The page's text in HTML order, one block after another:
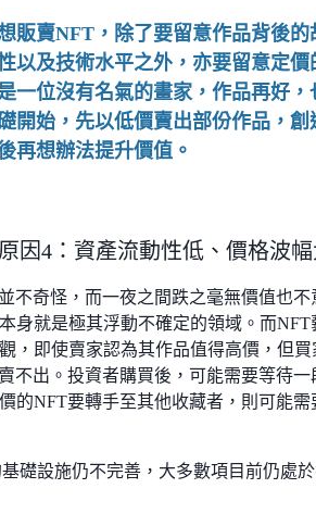
販賣NFT，除了要留意作品背後的
以及技術水平之外，亦要留意定價
一位沒有名氣的畫家，作品再好，
開始，先以低價賣出部份作品，創
再想辦法提升價值。
因4：資產流動性低、價格波
不奇怪，而一夜之間跌之毫無價值也不
身就是極其浮動不確定的領域。而NFT
，即使賣家認為其作品值得高價，但買
不出。投資者購買後，可能需要等待一
的NFT要轉手至其他收藏者，則可能需
礎設施仍不完善，大多數項目前仍處